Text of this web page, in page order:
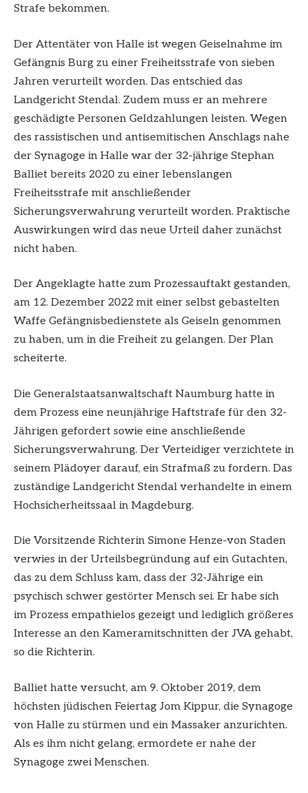
Strafe bekommen.
Der Attentäter von Halle ist wegen Geiselnahme im
Gefängnis Burg zu einer Freiheitsstrafe von sieben
Jahren verurteilt worden. Das entschied das
Landgericht Stendal. Zudem muss er an mehrere
geschädigte Personen Geldzahlungen leisten. Wegen
des rassistischen und antisemitischen Anschlags nahe
der Synagoge in Halle war der 32-jährige Stephan
Balliet bereits 2020 zu einer lebenslangen
Freiheitsstrafe mit anschließender
Sicherungsverwahrung verurteilt worden. Praktische
Auswirkungen wird das neue Urteil daher zunächst
nicht haben.
Der Angeklagte hatte zum Prozessauftakt gestanden,
am 12. Dezember 2022 mit einer selbst gebastelten
Waffe Gefängnisbedienstete als Geiseln genommen
zu haben, um in die Freiheit zu gelangen. Der Plan
scheiterte.
Die Generalstaatsanwaltschaft Naumburg hatte in
dem Prozess eine neunjährige Haftstrafe für den 32-
Jährigen gefordert sowie eine anschließende
Sicherungsverwahrung. Der Verteidiger verzichtete in
seinem Plädoyer darauf, ein Strafmaß zu fordern. Das
zuständige Landgericht Stendal verhandelte in einem
Hochsicherheitssaal in Magdeburg.
Die Vorsitzende Richterin Simone Henze-von Staden
verwies in der Urteilsbegründung auf ein Gutachten,
das zu dem Schluss kam, dass der 32-Jährige ein
psychisch schwer gestörter Mensch sei. Er habe sich
im Prozess empathielos gezeigt und lediglich größeres
Interesse an den Kameramitschnitten der JVA gehabt,
so die Richterin.
Balliet hatte versucht, am 9. Oktober 2019, dem
höchsten jüdischen Feiertag Jom Kippur, die Synagoge
von Halle zu stürmen und ein Massaker anzurichten.
Als es ihm nicht gelang, ermordete er nahe der
Synagoge zwei Menschen.